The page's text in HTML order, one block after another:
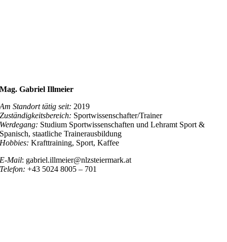
Mag. Gabriel Illmeier
Am Standort tätig seit: 2019
Zuständigkeitsbereich: Sportwissenschafter/Trainer
Werdegang: Studium Sportwissenschaften und Lehramt Sport &
Spanisch, staatliche Trainerausbildung
Hobbies: Krafttraining, Sport, Kaffee
E-Mail: gabriel.illmeier@nlzsteiermark.at
Telefon:+43 5024 8005 – 701